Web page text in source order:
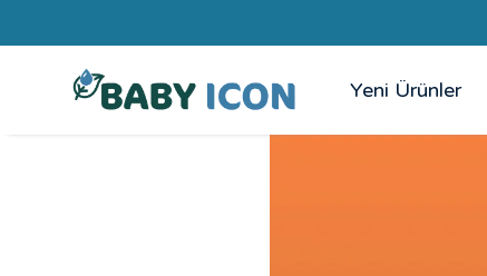
Yeni Ürünler